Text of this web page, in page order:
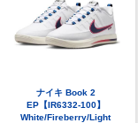
ナイキ Book 2
EP【IR6332-100】
White/Fireberry/Light